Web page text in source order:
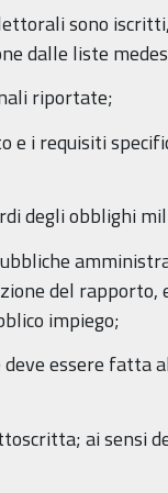
sono
dalle liste
riportate;
e i requisiti
degli obblighi
del rapporto,
impiego;
essere fatta
ai sensi